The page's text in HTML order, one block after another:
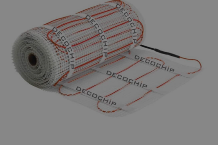
PU GIETVLOER
Gietvloer woonruimte